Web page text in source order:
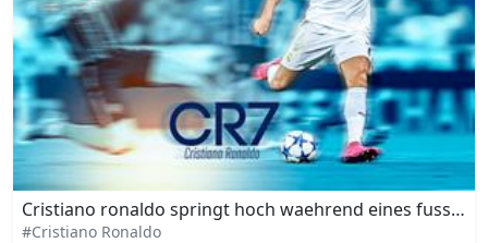
Cristiano ronaldo springt hoch waehrend eines
#Cristiano Ronaldo